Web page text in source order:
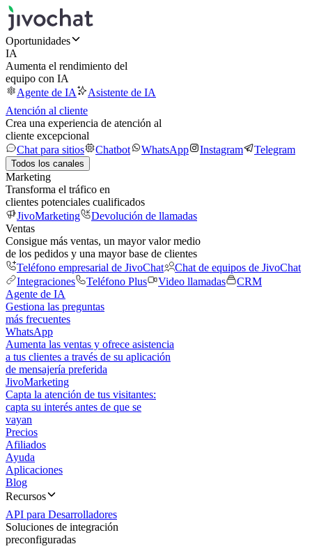
Oportunidades
IA
Aumenta el rendimiento del
equipo con IA
Agente de IA
Asistente de IA
Atención al cliente
Crea una experiencia de atención al
cliente excepcional
Chat para sitios
Chatbot WhatsApp Instagram Telegram
Todos los canales
Marketing
Transforma el tráfico en
clientes potenciales cualificados
JivoMarketing
Devolución de llamadas
Ventas
Consigue más ventas, un mayor valor medio
de los pedidos y una mayor base de clientes
Teléfono empresarial de JivoChat
Chat de equipos de JivoChat
Integraciones
Teléfono Plus Video llamadas
CRM
Agente de IA
Gestiona las preguntas
más frecuentes
WhatsApp
Aumenta las ventas y ofrece asistencia
a tus clientes a través de su aplicación
de mensajería preferida
JivoMarketing
Capta la atención de tus visitantes:
capta su interés antes de que se
vayan
Precios
Afiliados
Ayuda
Aplicaciones
Blog
Recursos
API para Desarrolladores
Soluciones de integración
preconfiguradas